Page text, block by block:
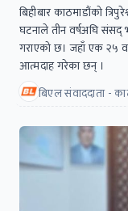
बिहीबार काठमाडौंको
घटनाले तीन वर्षअघि संसद्
गराएको छ। जहाँ एक २५
आत्मदाह गरेका छन् ।
बिएल संवाददाता -